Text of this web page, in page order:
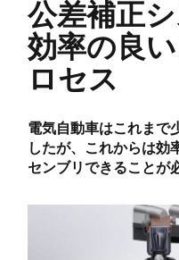
公差補正
効率の良
ロセス
電気自動車はこれまで
したが、これからは効
センブリできることが